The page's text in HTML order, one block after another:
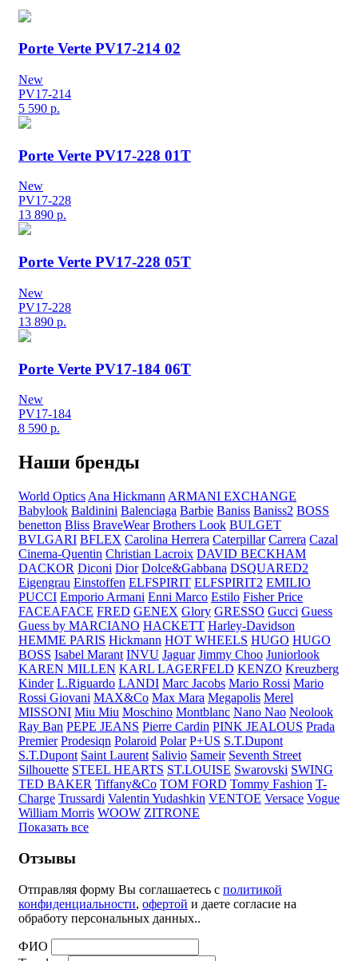
Porte Verte PV17-214 02
New
PV17-214
5 590 р.
Porte Verte PV17-228 01T
New
PV17-228
13 890 р.
Porte Verte PV17-228 05T
New
PV17-228
13 890 р.
Porte Verte PV17-184 06T
New
PV17-184
8 590 р.
Наши бренды
World Optics Ana Hickmann ARMANI EXCHANGE
Babylook Baldinini Balenciaga Barbie Baniss Baniss2 BOSS
benetton Bliss BraveWear Brothers Look BULGET
BVLGARI BFLEX Carolina Herrera Caterpillar Carrera Cazal
Cinema-Quentin Christian Lacroix DAVID BECKHAM
DACKOR Diconi Dior Dolce&Gabbana DSQUARED2
Eigengrau Einstoffen ELFSPIRIT ELFSPIRIT2 EMILIO
PUCCI Emporio Armani Enni Marco Estilo Fisher Price
FACEAFACE FRED GENEX Glory GRESSO Gucci Guess
Guess by MARCIANO HACKETT Harley-Davidson
HEMME PARIS Hickmann HOT WHEELS HUGO HUGO
BOSS Isabel Marant INVU Jaguar Jimmy Choo Juniorlook
KAREN MILLEN KARL LAGERFELD KENZO Kreuzberg
Kinder L.Riguardo LANDI Marc Jacobs Mario Rossi Mario
Rossi Giovani MAX&Co Max Mara Megapolis Merel
MISSONI Miu Miu Moschino Montblanc Nano Nao Neolook
Ray Ban PEPE JEANS Pierre Cardin PINK JEALOUS Prada
Premier Prodesiqn Polaroid Polar P+US S.T.Dupont
S.T.Dupont Saint Laurent Salivio Sameir Seventh Street
Silhouette STEEL HEARTS ST.LOUISE Swarovski SWING
TED BAKER Tiffany&Co TOM FORD Tommy Fashion T-
Charge Trussardi Valentin Yudashkin VENTOE Versace Vogue
William Morris WOOW ZITRONE
Показать все
Отзывы
Отправляя форму Вы соглашаетесь с политикой
конфиденциальности, офертой и даете согласие на
обработу персональных данных..
ФИО